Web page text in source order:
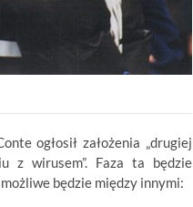
ogłosił założenia „drugiej
z wirusem”. Faza ta będzie
będzie między innymi: